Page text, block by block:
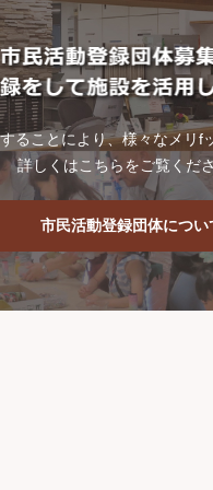
ることにより、様々なメリf
詳しくはこちらをご覧くださ
市民活動登録団体につい